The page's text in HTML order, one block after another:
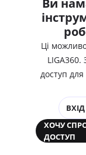
Ви
Ці
доступ
ХОЧУ
ДОСТУП